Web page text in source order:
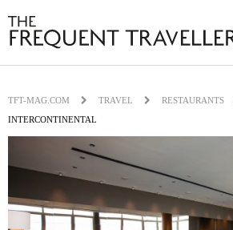
TFT-MAG.COM TRAVEL RESTAURANTS
INTERCONTINENTAL